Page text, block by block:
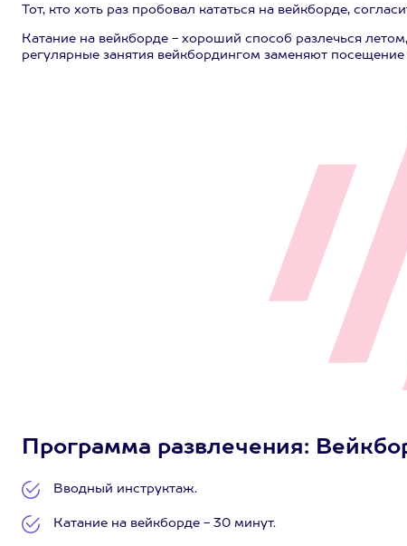
Тот, кто хоть раз пробовал кататься на вейкборде,
Катание на вейкборде - хороший способ разлечься
регулярные занятия вейкбордингом заменяют
Программа развлечения:
Вводный инструктаж.
Катание на вейкборде - 30 минут.